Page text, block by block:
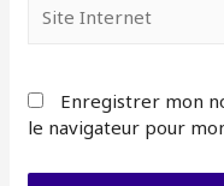
Internet
Enregistrer mon
le navigateur pour